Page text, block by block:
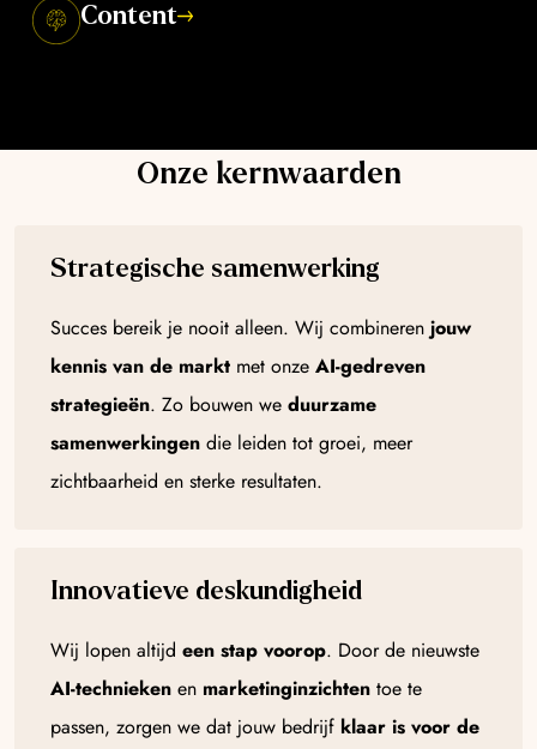
Content
Onze kernwaarden
Strategische samenwerking
Succes bereik je nooit alleen. Wij combineren jouw
kennis van de markt met onze AI-gedreven
strategieën. Zo bouwen we duurzame
samenwerkingen die leiden tot groei, meer
zichtbaarheid en sterke resultaten.
Innovatieve deskundigheid
Wij lopen altijd een stap voorop. Door de nieuwste
AI-technieken en marketinginzichten toe te
passen, zorgen we dat jouw bedrijf klaar is voor de